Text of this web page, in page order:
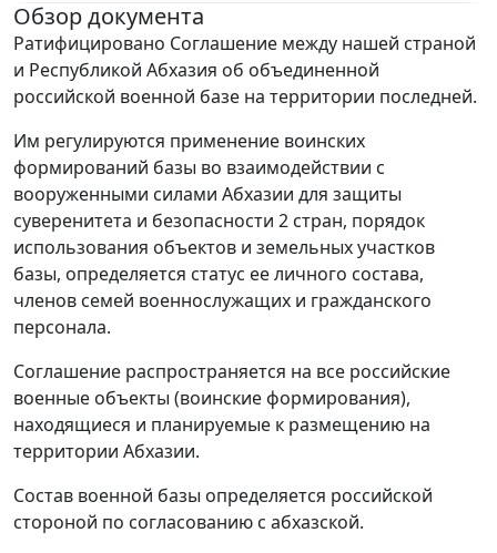
Обзор документа
Ратифицировано Соглашение между нашей страной
и Республикой Абхазия об объединенной
российской военной базе на территории последней.
Им регулируются применение воинских
формирований базы во взаимодействии с
вооруженными силами Абхазии для защиты
суверенитета и безопасности 2 стран, порядок
использования объектов и земельных участков
базы, определяется статус ее личного состава,
членов семей военнослужащих и гражданского
персонала.
Соглашение распространяется на все российские
военные объекты (воинские формирования),
находящиеся и планируемые к размещению на
территории Абхазии.
Состав военной базы определяется российской
стороной по согласованию с абхазской.